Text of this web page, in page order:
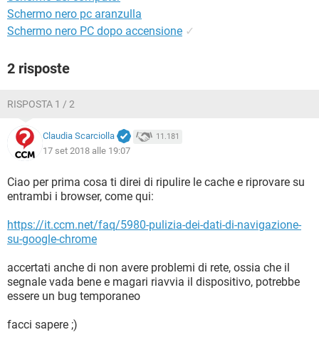
Schermo nero pc aranzulla
Schermo nero PC dopo accensione ✓
2 risposte
RISPOSTA 1 / 2
Claudia Scarciolla 11.181
17 set 2018 alle 19:07
Ciao per prima cosa ti direi di ripulire le cache e riprovare su
entrambi i browser, come qui:
https://it.ccm.net/faq/5980-pulizia-dei-dati-di-navigazione-
su-google-chrome
accertati anche di non avere problemi di rete, ossia che il
segnale vada bene e magari riavvia il dispositivo, potrebbe
essere un bug temporaneo
facci sapere ;)